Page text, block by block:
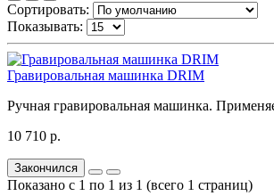
Сортировать:
Показывать:
Гравировальная машинка DRIM
Ручная гравировальная машинка.
10 710 р.
Закончился
Показано с 1 по 1 из 1 (всего 1 страниц)